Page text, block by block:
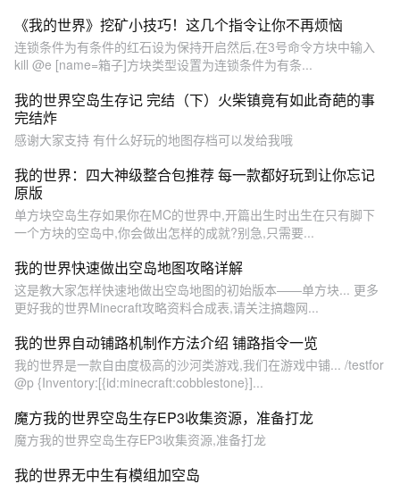
《我的世界》挖矿小技巧！这几个指令让你不再烦恼
连锁条件为有条件的红石设为保持开启然后,在3号命令方块中输入
kill @e [name=箱子]方块类型设置为连锁条件为有条...
我的世界空岛生存记 完结（下）火柴镇竟有如此奇葩的事
完结炸
感谢大家支持 有什么好玩的地图存档可以发给我哦
我的世界：四大神级整合包推荐 每一款都好玩到让你忘记
原版
单方块空岛生存如果你在MC的世界中,开篇出生时出生在只有脚下
一个方块的空岛中,你会做出怎样的成就?别急,只需要...
我的世界快速做出空岛地图攻略详解
这是教大家怎样快速地做出空岛地图的初始版本——单方块... 更多
更好我的世界Minecraft攻略资料合成表,请关注搞趣网...
我的世界自动铺路机制作方法介绍 铺路指令一览
我的世界是一款自由度极高的沙河类游戏,我们在游戏中铺... /testfor
@p {Inventory:[{id:minecraft:cobblestone}]...
魔方我的世界空岛生存EP3收集资源，准备打龙
魔方我的世界空岛生存EP3收集资源,准备打龙
我的世界无中生有模组加空岛